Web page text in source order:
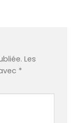
Les
*